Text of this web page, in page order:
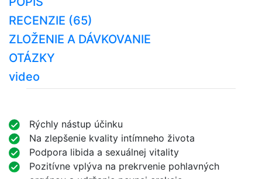
RECENZIE (65)
ZLOŽENIE A DÁVKOVANIE
OTÁZKY
video
Rýchly nástup účinku
Na zlepšenie kvality intímneho života
Podpora libida a sexuálnej vitality
Pozitívne vplýva na prekrvenie pohlavných